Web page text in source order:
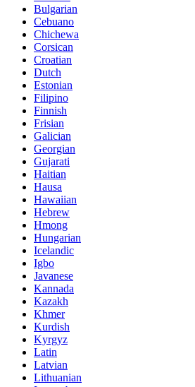
Bulgarian
Cebuano
Chichewa
Corsican
Croatian
Dutch
Estonian
Filipino
Finnish
Frisian
Galician
Georgian
Gujarati
Haitian
Hausa
Hawaiian
Hebrew
Hmong
Hungarian
Icelandic
Igbo
Javanese
Kannada
Kazakh
Khmer
Kurdish
Kyrgyz
Latin
Latvian
Lithuanian